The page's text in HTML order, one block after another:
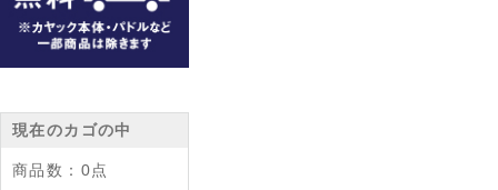
現在のカゴの中
商品数： 0点